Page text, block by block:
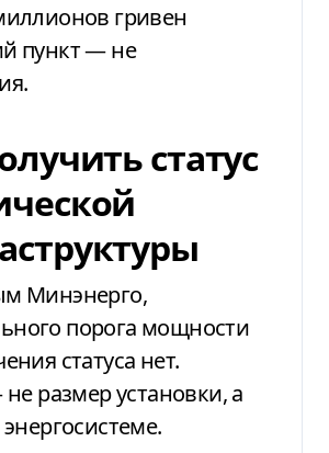
гривен
пункт — не
статус
Минэнерго,
порога мощности
статуса нет.
не размер установки, а